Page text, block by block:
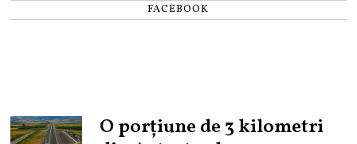
FACEBOOK
O porțiune de 3 kilometri